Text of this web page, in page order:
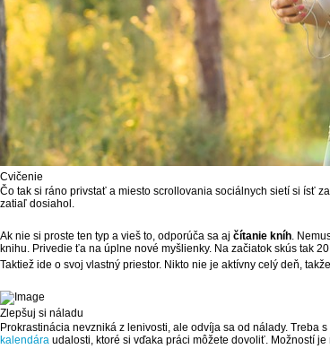
Cvičenie
Čo tak si ráno privstať a miesto scrollovania sociálnych sietí si ísť
zatiaľ dosiahol.
Ak nie si proste ten typ a vieš to, odporúča sa aj čítanie kníh.
knihu. Privedie ťa na úplne nové myšlienky. Na začiatok skús tak
Taktiež ide o svoj vlastný priestor. Nikto nie je aktívny celý deň,
Zlepšuj si náladu
Prokrastinácia nevzniká z lenivosti, ale odvíja sa od nálady.
kalendára udalosti, ktoré si vďaka práci môžete dovoliť. Možností